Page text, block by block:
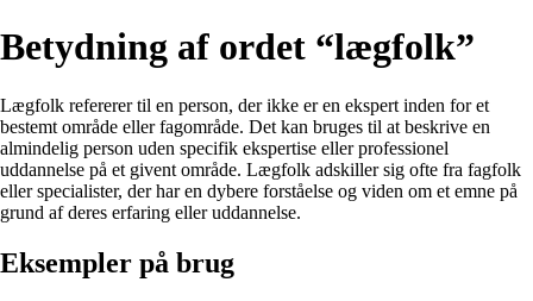
Betydning af ordet “lægfolk”
Lægfolk refererer til en person, der ikke er en ekspert inden for et
bestemt område eller fagområde. Det kan bruges til at beskrive en
almindelig person uden specifik ekspertise eller professionel
uddannelse på et givent område. Lægfolk adskiller sig ofte fra fagfolk
eller specialister, der har en dybere forståelse og viden om et emne på
grund af deres erfaring eller uddannelse.
Eksempler på brug